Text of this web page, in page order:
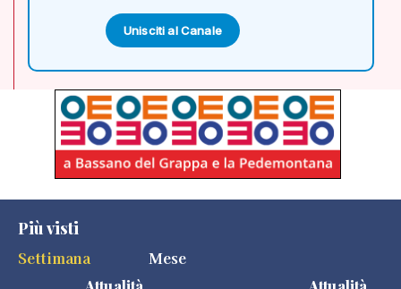
Unisciti al Canale
Più visti
Settimana
Mese